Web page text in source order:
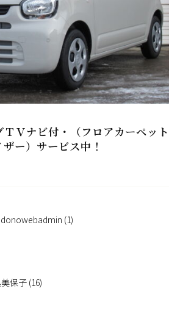
Ｖナビ付・（フロアカーペット
ー）サービス中！
(1)
保子(16)